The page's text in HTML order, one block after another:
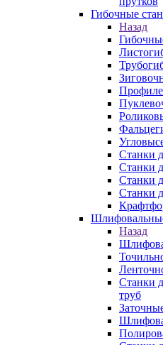
Гибочные
Назад
Станки
Станки
Станки
Станки
Назад
Станки
труб